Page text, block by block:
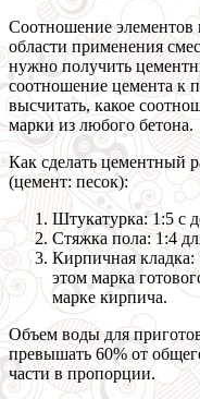
Соотношение элементов
области применения
нужно получить
соотношение цемента к
высчитать, какое
марки из любого бетона.
Как сделать цементный
(цемент: песок):
Штукатурка: 1:5 с
Стяжка пола: 1:4
Кирпичная
этом марка
марке кирпича.
Объем воды для
превышать 60% от
части в пропорции.